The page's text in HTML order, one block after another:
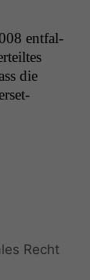
ent­fal­
die
Recht